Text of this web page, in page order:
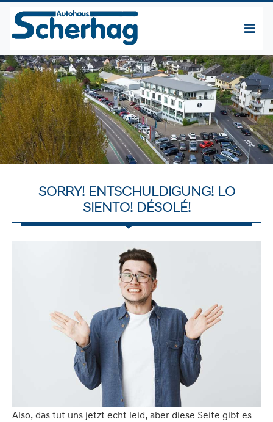
SORRY! ENTSCHULDIGUNG! LO
SIENTO! DÉSOLÉ!
Also, das tut uns jetzt echt leid, aber diese Seite gibt es